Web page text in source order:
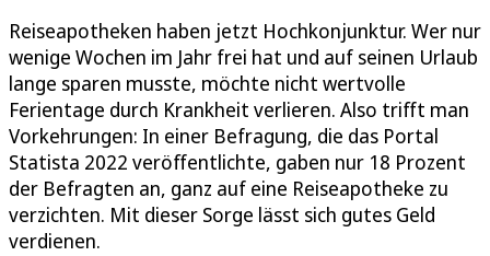
Reiseapotheken haben jetzt Hochkonjunktur. Wer nur
wenige Wochen im Jahr frei hat und auf seinen Urlaub
lange sparen musste, möchte nicht wertvolle
Ferientage durch Krankheit verlieren. Also trifft man
Vorkehrungen: In einer Befragung, die das Portal
Statista 2022 veröffentlichte, gaben nur 18 Prozent
der Befragten an, ganz auf eine Reiseapotheke zu
verzichten. Mit dieser Sorge lässt sich gutes Geld
verdienen.